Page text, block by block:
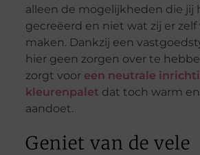
alleen de mogelijkheden die jij
gecreëerd en niet wat zij er
maken. Dankzij een
hier geen zorgen over te
zorgt voor een neutrale
kleurenpalet dat toch warm
aandoet.
Geniet van de vele